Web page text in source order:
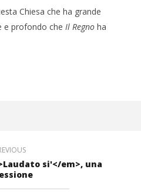
Chiesa che ha grande
e profondo che Il Regno ha
si'</em>, una